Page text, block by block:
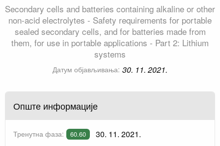
Secondary cells and batteries containing alkaline or other
non-acid electrolytes - Safety requirements for portable
sealed secondary cells, and for batteries made from
them, for use in portable applications - Part 2: Lithium
systems
Датум објављивања: 30. 11. 2021.
Опште информације
Тренутна фаза: 60.60 30. 11. 2021.